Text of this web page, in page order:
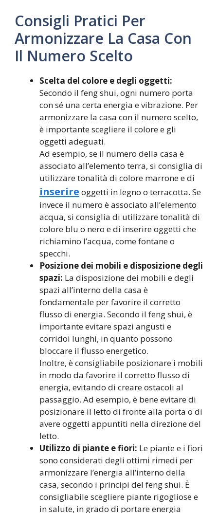
Consigli Pratici Per
Armonizzare La Casa Con
Il Numero Scelto
Scelta del colore e degli oggetti:
Secondo il feng shui, ogni numero porta
con sé una certa energia e vibrazione. Per
armonizzare la casa con il numero scelto,
è importante scegliere il colore e gli
oggetti adeguati.
Ad esempio, se il numero della casa è
associato all’elemento terra, si consiglia di
utilizzare tonalità di colore marrone e di
inserire oggetti in legno o terracotta. Se
invece il numero è associato all’elemento
acqua, si consiglia di utilizzare tonalità di
colore blu o nero e di inserire oggetti che
richiamino l’acqua, come fontane o
specchi.
Posizione dei mobili e disposizione degli
spazi: La disposizione dei mobili e degli
spazi all’interno della casa è
fondamentale per favorire il corretto
flusso di energia. Secondo il feng shui, è
importante evitare spazi angusti e
corridoi lunghi, in quanto possono
bloccare il flusso energetico.
Inoltre, è consigliabile posizionare i mobili
in modo da favorire il corretto flusso di
energia, evitando di creare ostacoli al
passaggio. Ad esempio, è bene evitare di
posizionare il letto di fronte alla porta o di
avere oggetti appuntiti nella direzione del
letto.
Utilizzo di piante e fiori: Le piante e i fiori
sono considerati degli ottimi rimedi per
armonizzare l’energia all’interno della
casa, secondo i principi del feng shui. È
consigliabile scegliere piante rigogliose e
in salute, in grado di portare energia